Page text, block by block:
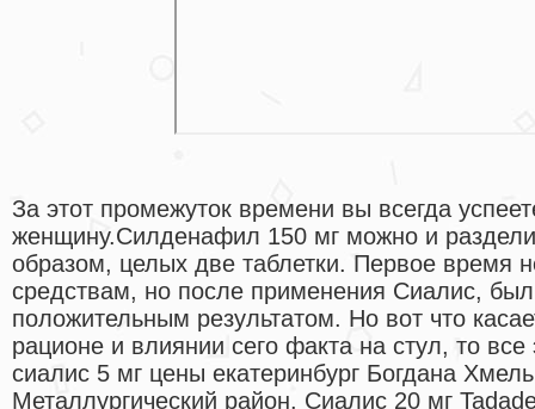
За этот промежуток времени вы всегда
женщину.Силденафил 150 мг можно и
образом, целых две таблетки. Первое время
средствам, но после применения Сиалис,
положительным результатом. Но вот что
рационе и влиянии сего факта на стул, то все
сиалис 5 мг цены екатеринбург Богдана
Металлургический район. Сиалис 20 мг